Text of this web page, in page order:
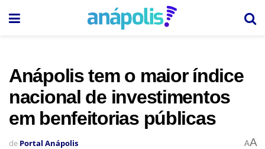
Anápolis tem o maior índice
nacional de investimentos
em benfeitorias públicas
de Portal Anápolis AA